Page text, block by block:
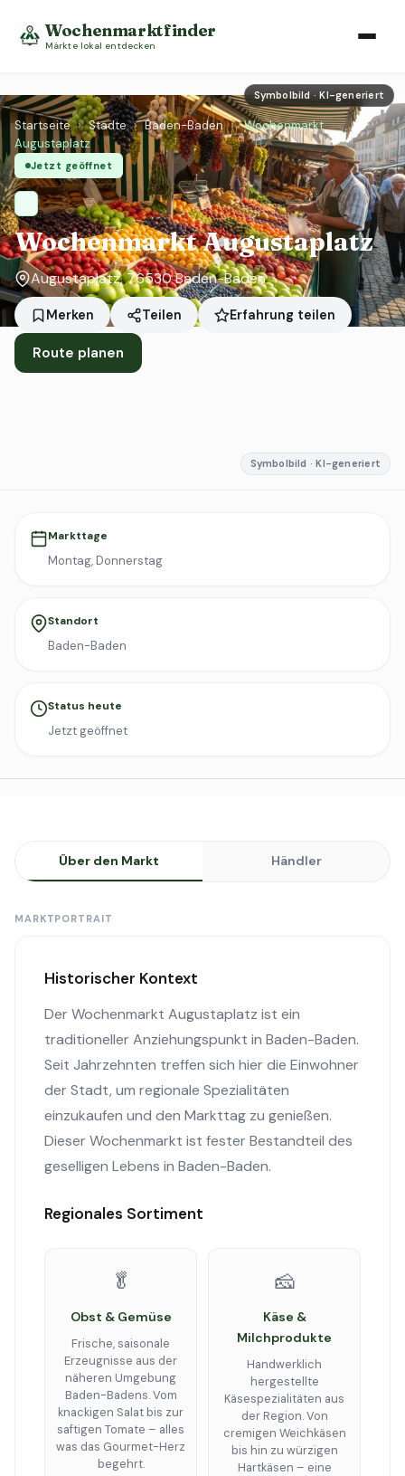
Wochenmarktfinder
Märkte lokal entdecken
Symbolbild · KI-generiert
Startseite › Städte › Baden-Baden ›
Wochenmarkt
Augustaplatz
Jetzt geöffnet
Wochenmarkt Augustaplatz
Augustaplatz, 76530 Baden-Baden
Merken Teilen Erfahrung teilen
Route planen
Symbolbild · KI-generiert
Markttage
Montag, Donnerstag
Standort
Baden-Baden
Status heute
Jetzt geöffnet
Über den Markt Händler
MARKTPORTRAIT
Historischer Kontext
Der Wochenmarkt Augustaplatz ist ein
traditioneller Anziehungspunkt in Baden-Baden.
Seit Jahrzehnten treffen sich hier die Einwohner
der Stadt, um regionale Spezialitäten
einzukaufen und den Markttag zu genießen.
Dieser Wochenmarkt ist fester Bestandteil des
geselligen Lebens in Baden-Baden.
Regionales Sortiment
🥬
Obst & Gemüse
Frische, saisonale
Erzeugnisse aus der
näheren Umgebung
Baden-Badens. Vom
knackigen Salat bis zur
saftigen Tomate – alles
was das Gourmet-Herz
begehrt.
🧀
Käse &
Milchprodukte
Handwerklich
hergestellte
Käsespezialitäten aus
der Region. Von
cremigen Weichkäsen
bis hin zu würzigen
Hartkäsen – eine